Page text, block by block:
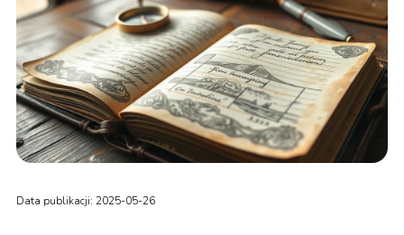
Data publikacji: 2025-05-26